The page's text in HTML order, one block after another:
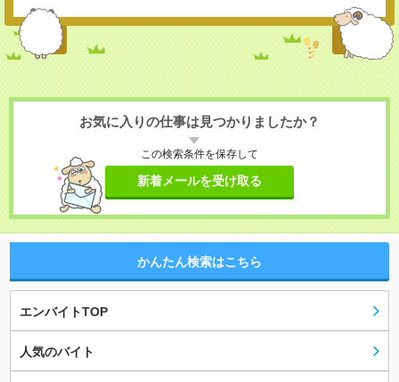
お気に入りの仕事は見つかりましたか？
この検索条件を保存して
新着メールを受け取る
かんたん検索はこちら
エンバイトTOP
人気のバイト